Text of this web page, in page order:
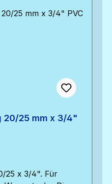
20/25 mm x 3/4"
25 x 3/4". Für